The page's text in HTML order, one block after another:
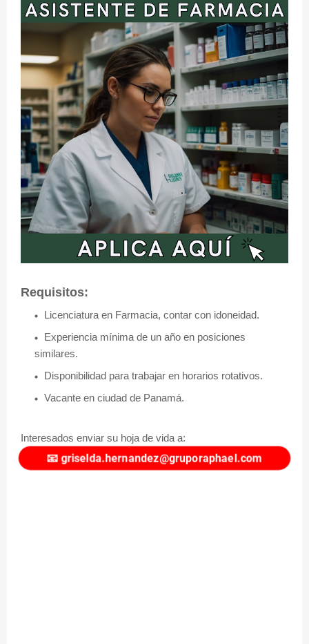
Requisitos:
Licenciatura en Farmacia, contar con idoneidad.
Experiencia mínima de un año en posiciones
similares.
Disponibilidad para trabajar en horarios rotativos.
Vacante en ciudad de Panamá.
Interesados enviar su hoja de vida a:
📧griselda.hernandez@gruporaphael.com